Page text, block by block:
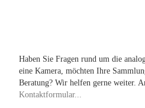
Haben Sie Fragen rund um die
eine Kamera, möchten Ihre
Beratung? Wir helfen gerne weiter.
Kontaktformular...